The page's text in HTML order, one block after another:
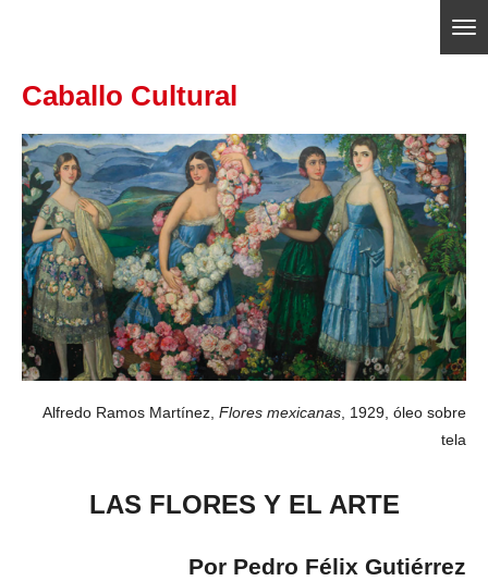
contenido
Caballo Cultural
Alfredo Ramos Martínez, Flores mexicanas, 1929, óleo sobre
tela
LAS FLORES Y EL ARTE
Por Pedro Félix Gutiérrez